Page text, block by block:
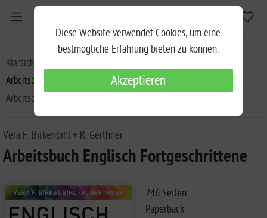
Klarsicht Verlag
Arbeitsbücher zu den Sprachkursen
Arbeitsbuch Englisch Fortgeschrittene
Vera F. Birkenbihl + R. Gerthner
Arbeitsbuch Englisch Fortgeschrittene
246 Seiten
Paperback
Diese Website verwendet Cookies, um eine
bestmögliche Erfahrung bieten zu können.
Akzeptieren